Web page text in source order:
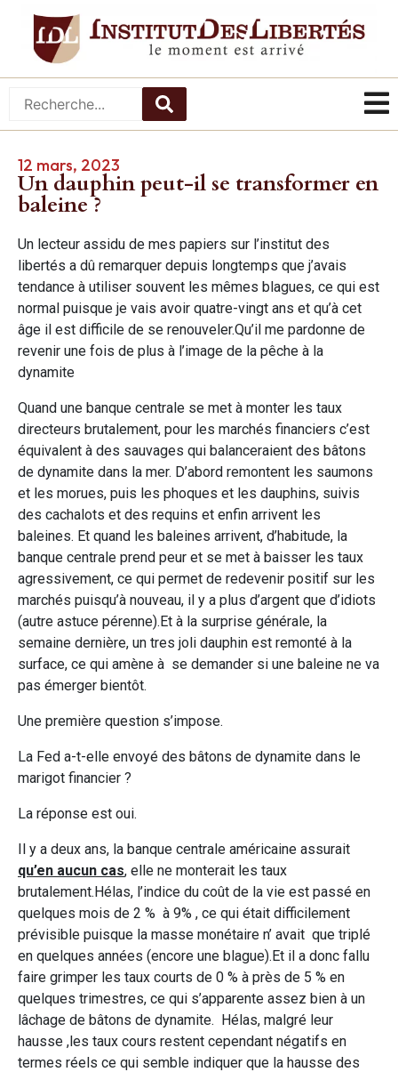
12 mars, 2023
Un dauphin peut-il se transformer en
baleine ?
Un lecteur assidu de mes papiers sur l’institut des
libertés a dû remarquer depuis longtemps que j’avais
tendance à utiliser souvent les mêmes blagues, ce qui est
normal puisque je vais avoir quatre-vingt ans et qu’à cet
âge il est difficile de se renouveler.Qu’il me pardonne de
revenir une fois de plus à l’image de la pêche à la
dynamite
Quand une banque centrale se met à monter les taux
directeurs brutalement, pour les marchés financiers c’est
équivalent à des sauvages qui balanceraient des bâtons
de dynamite dans la mer. D’abord remontent les saumons
et les morues, puis les phoques et les dauphins, suivis
des cachalots et des requins et enfin arrivent les
baleines. Et quand les baleines arrivent, d’habitude, la
banque centrale prend peur et se met à baisser les taux
agressivement, ce qui permet de redevenir positif sur les
marchés puisqu’à nouveau, il y a plus d’argent que d’idiots
(autre astuce pérenne).Et à la surprise générale, la
semaine dernière, un tres joli dauphin est remonté à la
surface, ce qui amène à se demander si une baleine ne va
pas émerger bientôt.
Une première question s’impose.
La Fed a-t-elle envoyé des bâtons de dynamite dans le
marigot financier ?
La réponse est oui.
Il y a deux ans, la banque centrale américaine assurait
qu’en aucun cas, elle ne monterait les taux
brutalement.Hélas, l’indice du coût de la vie est passé en
quelques mois de 2 % à 9% , ce qui était difficilement
prévisible puisque la masse monétaire n’ avait que triplé
en quelques années (encore une blague).Et il a donc fallu
faire grimper les taux courts de 0 % à près de 5 % en
quelques trimestres, ce qui s’apparente assez bien à un
lâchage de bâtons de dynamite. Hélas, malgré leur
hausse ,les taux cours restent cependant négatifs en
termes réels ce qui semble indiquer que la hausse des